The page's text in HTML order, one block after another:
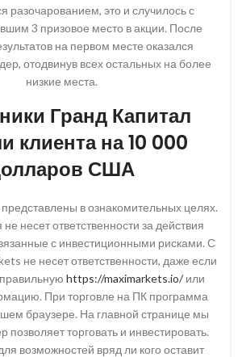
разочарованием, это и случилось с
3 призовое место в акции. После
на первом месте оказался
отодвинув всех остальных на более
низкие места.
Гранд Капитал
клиента на 10 000
США
в ознакомительных целях.
несет ответственности за действия
с инвестиционными рисками. С
не несет ответственности, даже если
https://maximarkets.io/или
При торговле на ПК программа
браузере. На главной странице мы
позволяет торговать и инвестировать.
возможностей вряд ли кого оставит